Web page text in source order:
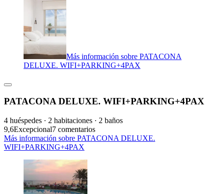
Más información sobre PATACONA
DELUXE. WIFI+PARKING+4PAX
PATACONA DELUXE. WIFI+PARKING+4PAX
4 huéspedes · 2 habitaciones · 2 baños
9,6Excepcional7 comentarios
Más información sobre PATACONA DELUXE.
WIFI+PARKING+4PAX